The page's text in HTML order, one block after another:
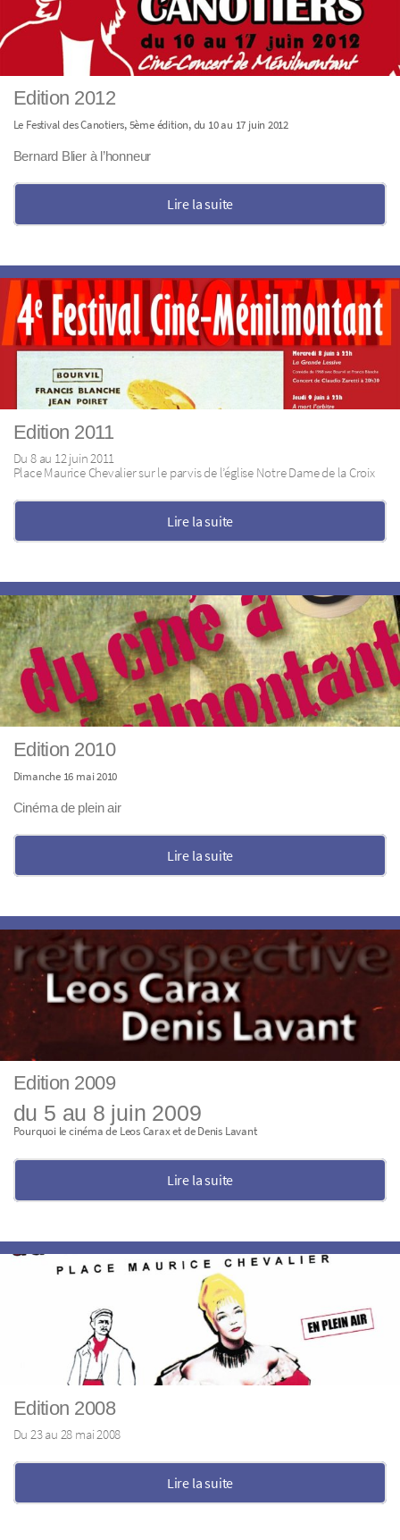
Edition 2012
Le Festival des Canotiers, 5ème édition, du 10 au 17 juin 2012
Bernard Blier à l’honneur
Lire la suite
Edition 2011
Du 8 au 12 juin 2011
Place Maurice Chevalier sur le parvis de l’église Notre Dame de la Croix
Lire la suite
Edition 2010
Dimanche 16 mai 2010
Cinéma de plein air
Lire la suite
Edition 2009
du 5 au 8 juin 2009
Pourquoi le cinéma de Leos Carax et de Denis Lavant
Lire la suite
Edition 2008
Du 23 au 28 mai 2008
Lire la suite